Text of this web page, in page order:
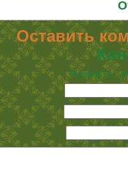
Оставить
Нажмите,